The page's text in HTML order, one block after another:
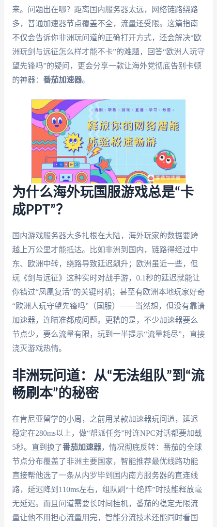
来。问题出在哪？距离国内服务器太远，网络链路绕路
多，普通加速器节点覆盖不全，流量还受限。这篇指南
不仅会告诉你非洲玩问道的正确打开方式，还会解决“欧
洲玩剑与远征怎么样才能不卡”的难题，回答“欧洲人玩守
望先锋吗”的疑问，更会分享一款让海外党彻底告别卡顿
的神器： 番茄加速器。
为什么海外玩国服游戏总是“卡
成PPT”？
国内游戏服务器大多扎根在大陆，海外玩家的数据要跨
越上万公里才能抵达。比如非洲到国内，链路得经过中
东、欧洲中转，绕路导致延迟飙升；欧洲虽近一些，但
玩《剑与远征》这种实时对战手游，0.1秒的延迟就能让
你错过“凤凰复活”的关键时机；甚至有欧洲本地玩家好奇
“欧洲人玩守望先锋吗”（国服）——当然想，但没有靠谱
加速器，连瞄准都成问题。更糟的是，不少加速器要么
节点少，要么流量有限，玩到一半提示“流量耗尽”，直接
浇灭游戏热情。
非洲玩问道：从“无法组队”到“流
畅刷本”的秘密
在肯尼亚留学的小周，之前用某款加速器玩问道，延迟
稳定在280ms以上，做“帮派任务”时连NPC对话都要加载
5秒。直到换了番茄加速器，情况彻底反转：番茄的全球
节点分布覆盖了非洲主要国家，智能推荐最优线路功能
直接帮他选了一条从内罗毕到国内南方服务器的直连线
路，延迟降到110ms左右，组队刷“十绝阵”时技能释放毫
无延迟。而且问道需要长时间挂机，番茄的稳定无限流
量让他不用担心流量用完，智能分流技术还能同时看国